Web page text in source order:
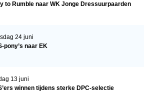
to Rumble naar WK Jonge Dressuurpaarden
24 juni
pony’s naar EK
13 juni
winnen tijdens sterke DPC-selectie